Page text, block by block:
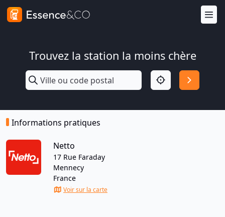
Trouvez la station la moins chère
Informations pratiques
Netto
17 Rue Faraday
Mennecy
France
Voir sur la carte